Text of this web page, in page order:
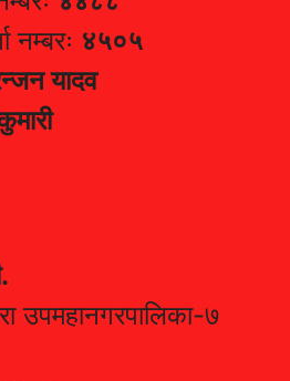
नम्बरः ४५०५
यादव
उपमहानगरपालिका-७